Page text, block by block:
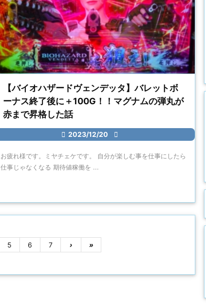
【バイオハザードヴェンデッタ】バレットボ
ーナス終了後に＋100G！！マグナムの弾丸が
赤まで昇格した話
 2023/12/20 
お疲れ様です。ミヤチェケです。 自分が楽しむ事を仕事にしたら
仕事じゃなくなる 期待値稼働を ...
5 6 7 › »